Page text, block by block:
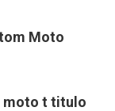
Moto
moto t titulo